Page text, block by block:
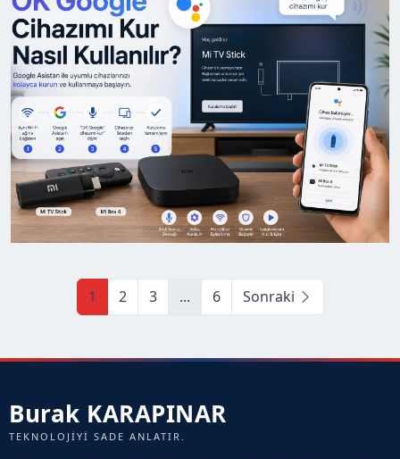
1 2 3 ... 6 Sonraki
Burak KARAPINAR
TEKNOLOJIYI SADE ANLATIR.